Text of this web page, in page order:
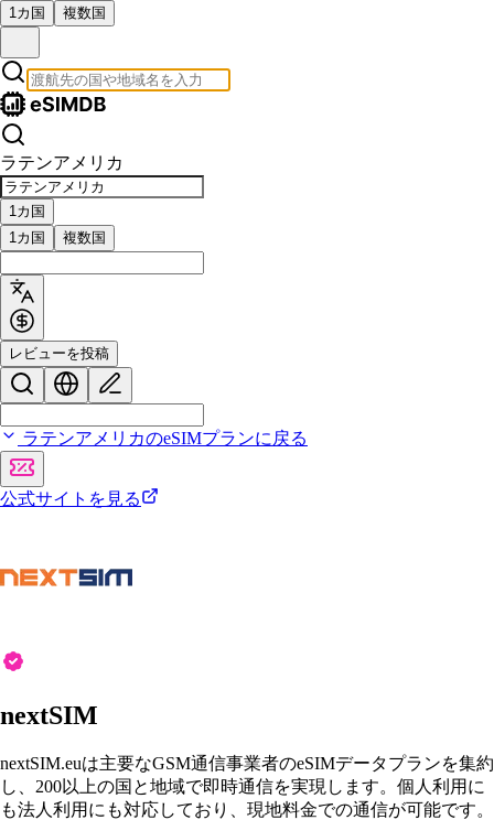
1カ国 複数国
ラテンアメリカ
1カ国
1カ国
複数国
レビューを投稿
ラテンアメリカのeSIMプランに戻る
公式サイトを見る
nextSIM
nextSIM.euは主要なGSM通信事業者のeSIMデータプランを集約
し、200以上の国と地域で即時通信を実現します。個人利用に
も法人利用にも対応しており、現地料金での通信が可能です。